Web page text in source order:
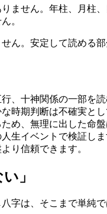
ません。年柱、月
。
ん。安定して読める
、十神関係の一部を読
時期判断は不確実とし
め、無理に出した命盤
生イベントで検証しま
り信頼できます。
」
字は、そこまで単純で